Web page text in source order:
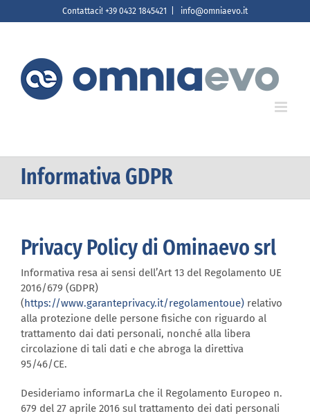
al
Contattaci! +39 0432 1845421 info@omniaevo.it
Informativa GDPR
Privacy Policy di Ominaevo srl
Informativa resa ai sensi dell’Art 13 del Regolamento UE
2016/679 (GDPR)
(https://www.garanteprivacy.it/regolamentoue)relativo
alla protezione delle persone fisiche con riguardo al
trattamento dai dati personali, nonché alla libera
circolazione di tali dati e che abroga la direttiva
95/46/CE.
Desideriamo informarLa che il Regolamento Europeo n.
679 del 27 aprile 2016 sul trattamento dei dati personali